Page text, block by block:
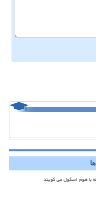
با هوم اسکول می گویند